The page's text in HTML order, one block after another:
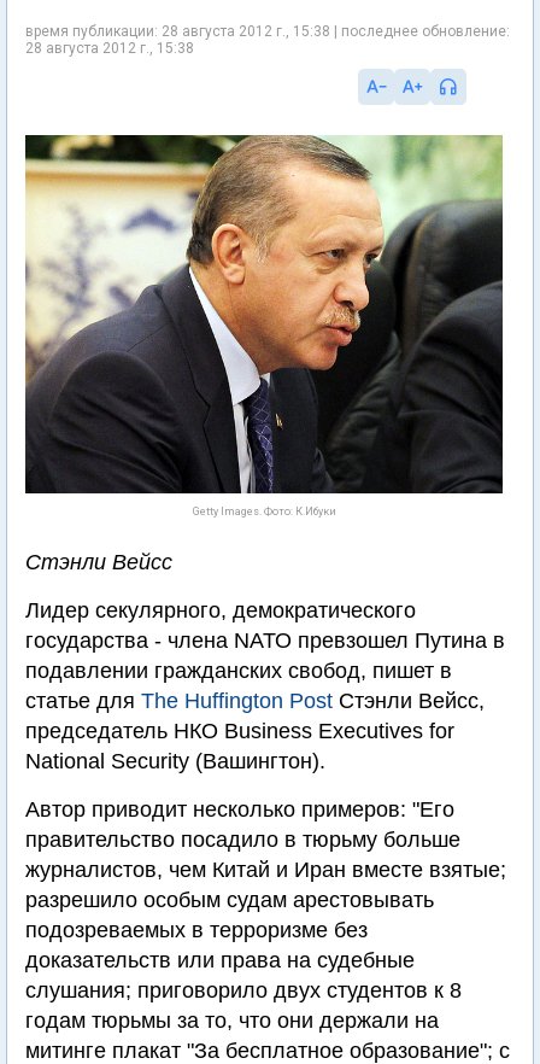
время публикации: 28 августа 2012 г., 15:38 | последнее обновление:
28 августа 2012 г., 15:38
Getty Images. Фото: К.Ибуки
Стэнли Вейсс
Лидер секулярного, демократического
государства - члена NАТО превзошел Путина в
подавлении гражданских свобод, пишет в
статье для The Huffington Post Стэнли Вейсс,
председатель НКО Business Executives for
National Security (Вашингтон).
Автор приводит несколько примеров: "Его
правительство посадило в тюрьму больше
журналистов, чем Китай и Иран вместе взятые;
разрешило особым судам арестовывать
подозреваемых в терроризме без
доказательств или права на судебные
слушания; приговорило двух студентов к 8
годам тюрьмы за то, что они держали на
митинге плакат "За бесплатное образование"; с